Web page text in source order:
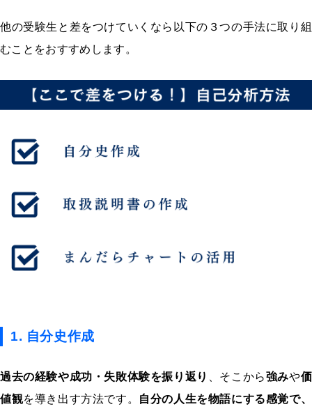
他の受験生と差をつけていくなら以下の ３つの手法に取り組
むことをおすすめします。
1. 自分史作成
過去の経験や成功・失敗体験を振り返り 、そこから強みや価
値観を導き出す方法です。 自分の人生を物語にする感覚で、